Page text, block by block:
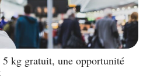
kg gratuit, une opportunité